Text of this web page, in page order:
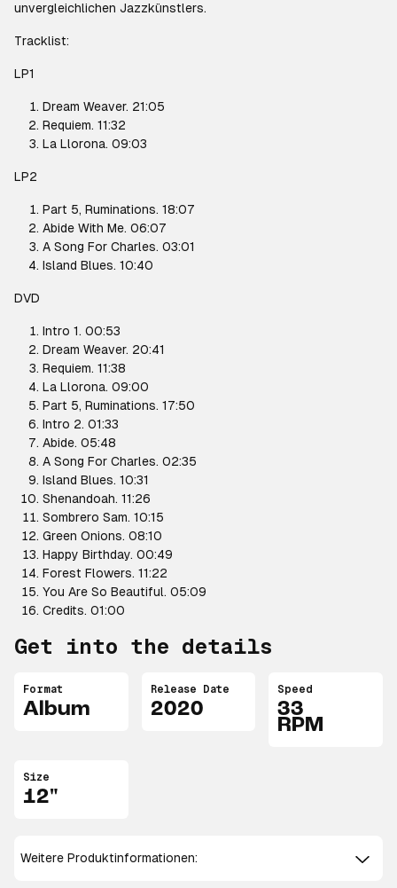
unvergleichlichen Jazzkünstlers.
Tracklist:
LP1
Dream Weaver. 21:05
Requiem. 11:32
La Llorona. 09:03
LP2
Part 5, Ruminations. 18:07
Abide With Me. 06:07
A Song For Charles. 03:01
Island Blues. 10:40
DVD
Intro 1. 00:53
Dream Weaver. 20:41
Requiem. 11:38
La Llorona. 09:00
Part 5, Ruminations. 17:50
Intro 2. 01:33
Abide. 05:48
A Song For Charles. 02:35
Island Blues. 10:31
Shenandoah. 11:26
Sombrero Sam. 10:15
Green Onions. 08:10
Happy Birthday. 00:49
Forest Flowers. 11:22
You Are So Beautiful. 05:09
Credits. 01:00
Get into the details
Format
Album
Release Date
2020
Speed
33
RPM
Size
12"
Weitere Produktinformationen: